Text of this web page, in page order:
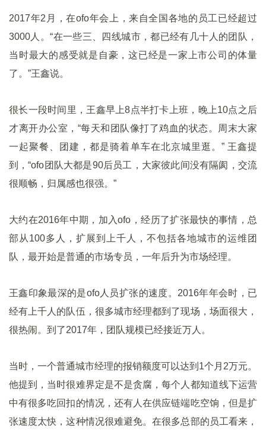
2017年2月，在ofo年会上，来自全国各地的员工已经超过
3000人。“在一些三、四线城市，都已经有几十人的团队，
当时最大的感受就是自豪，这已经是一家上市公司的体量
了。”王鑫说。
很长一段时间里，王鑫早上8点半打卡上班，晚上10点之后
才离开办公室，“每天和团队像打了鸡血的状态。周末大家
一起聚餐、团建，都是骑着单车在北京城里逛。” 王鑫提
到，“ofo团队大都是90后员工，大家彼此间没有隔阂，交流
很顺畅，归属感也很强。”
大约在2016年中期，加入ofo，经历了扩张最快的事情，总
部从100多人，扩展到上千人，不包括各地城市的运维团
队，最开始是普通的市场专员，一年后升为市场经理。
王鑫印象最深的是ofo人员扩张的速度。2016年年会时，已
经有上千人的队伍，很多城市经理都到了现场，场面很大，
很热闹。到了2017年，团队规模已经接近万人。
当时，一个普通城市经理的报销额度可以达到1个月2万元。
他提到，当时很难界定是不是贪腐，每个人都知道线下运营
中有很多吃回扣的情况，还有人在供应链端吃空饷，但是扩
张速度太快，这种情况很难避免。在很多总部的员工看来，